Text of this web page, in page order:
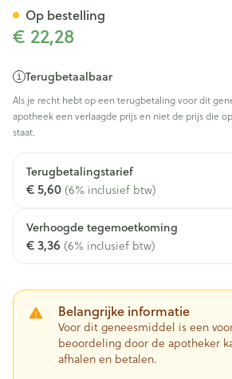
€ 22,28
Terugbetaalbaar
Als je recht hebt op een terugbetaling voor dit
apotheek een verlaagde prijs en niet de prijs die
staat.
Terugbetalingstarief
€ 5,60(6% inclusief btw)
Verhoogde tegemoetkoming
€ 3,36 (6% inclusief btw)
Belangrijke informatie
Voor dit geneesmiddel is een
beoordeling door de apotheker
afhalen en betalen.
Op bestelling